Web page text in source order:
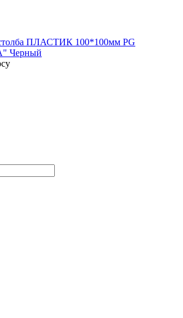
ПЛАСТИК 100*100мм PG
Черный